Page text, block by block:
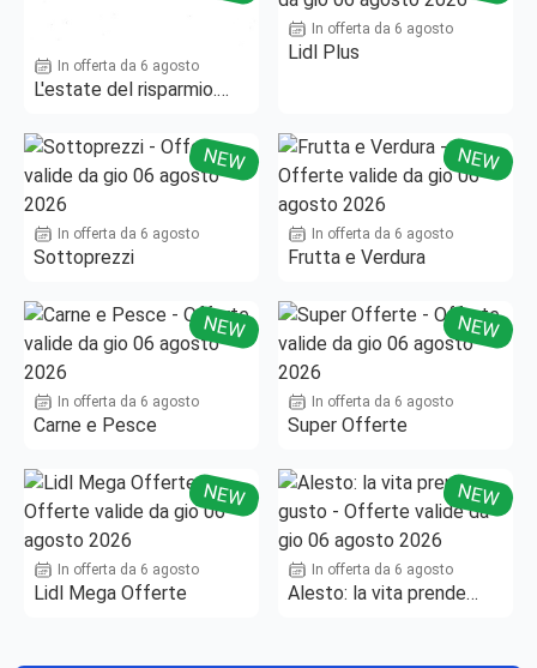
In offerta da 6 agosto
L'estate del risparmio.
In offerta da 6 agosto
Lidl Plus
NEW
In offerta da 6 agosto
Sottoprezzi
NEW
In offerta da 6 agosto
Frutta e Verdura
NEW
In offerta da 6 agosto
Carne e Pesce
NEW
In offerta da 6 agosto
Super Offerte
NEW
In offerta da 6 agosto
Lidl Mega Offerte
NEW
In offerta da 6 agosto
Alesto: la vita prende